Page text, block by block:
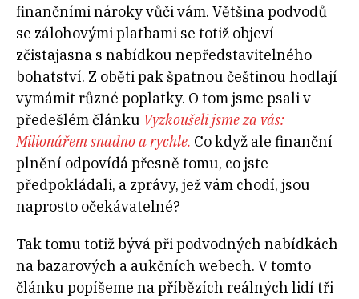
finančními nároky vůči vám. Většina podvodů
se zálohovými platbami se totiž objeví
zčistajasna s nabídkou nepředstavitelného
bohatství. Z oběti pak špatnou češtinou hodlají
vymámit různé poplatky. O tom jsme psali v
předešlém článku Vyzkoušeli jsme za vás:
Milionářem snadno a rychle. Co když ale finanční
plnění odpovídá přesně tomu, co jste
předpokládali, a zprávy, jež vám chodí, jsou
naprosto očekávatelné?
Tak tomu totiž bývá při podvodných nabídkách
na bazarových a aukčních webech. V tomto
článku popíšeme na příbězích reálných lidí tři